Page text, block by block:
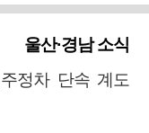
울산·경남 소식
정차 단속 계도